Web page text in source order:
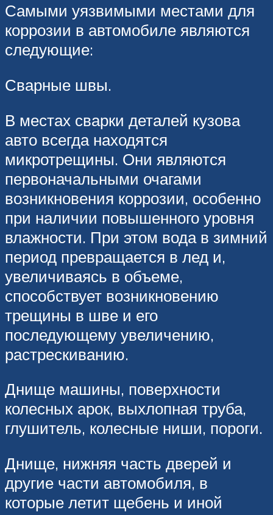
Самыми уязвимыми местами для
коррозии в автомобиле являются
следующие:
Сварные швы.
В местах сварки деталей кузова
авто всегда находятся
микротрещины. Они являются
первоначальными очагами
возникновения коррозии, особенно
при наличии повышенного уровня
влажности. При этом вода в зимний
период превращается в лед и,
увеличиваясь в объеме,
способствует возникновению
трещины в шве и его
последующему увеличению,
растрескиванию.
Днище машины, поверхности
колесных арок, выхлопная труба,
глушитель, колесные ниши, пороги.
Днище, нижняя часть дверей и
другие части автомобиля, в
которые летит щебень и иной